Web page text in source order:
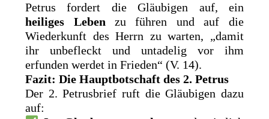
Petrus fordert die Gläubigen auf, ein
heiliges Leben zu führen und auf die
Wiederkunft des Herrn zu warten, „damit
ihr unbefleckt und untadelig vor ihm
erfunden werdet in Frieden“ (V. 14).
Fazit: Die Hauptbotschaft des 2. Petrus
Der 2. Petrusbrief ruft die Gläubigen dazu
auf: